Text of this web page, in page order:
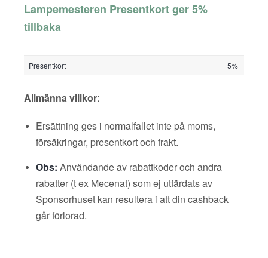
Lampemesteren Presentkort ger 5%
tillbaka
Presentkort 5%
Allmänna villkor:
Ersättning ges i normalfallet inte på moms,
försäkringar, presentkort och frakt.
Obs: Användande av rabattkoder och andra
rabatter (t ex Mecenat) som ej utfärdats av
Sponsorhuset kan resultera i att din cashback
går förlorad.